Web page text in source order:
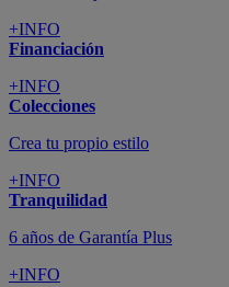
+INFO
Financiación
+INFO
Colecciones
Crea tu propio estilo
+INFO
Tranquilidad
6 años de Garantía Plus
+INFO